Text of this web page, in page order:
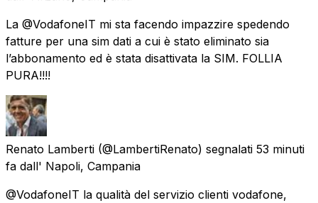
La @VodafoneIT mi sta facendo impazzire spedendo
fatture per una sim dati a cui è stato eliminato sia
l’abbonamento ed è stata disattivata la SIM. FOLLIA
PURA!!!!
Renato Lamberti (@LambertiRenato) segnalati 53 minuti
fa dall' Napoli, Campania
@VodafoneIT la qualità del servizio clienti vodafone,